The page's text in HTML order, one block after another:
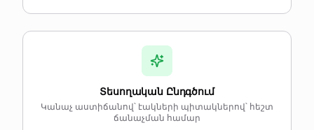
Տեսողական Ընդգծում
Կանաչ աստիճանով՝ էակների պիտակներով՝ հեշտ
ճանաչման համար